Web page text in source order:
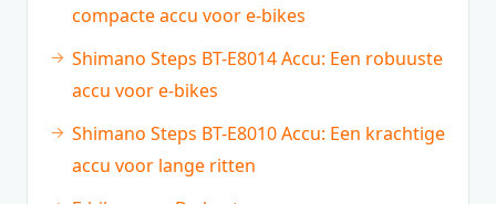
compacte accu voor e-bikes
Shimano Steps BT-E8014 Accu: Een robuuste
accu voor e-bikes
Shimano Steps BT-E8010 Accu: Een krachtige
accu voor lange ritten